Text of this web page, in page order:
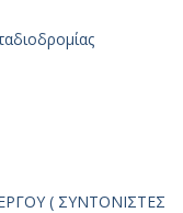
( ΣΥΝΤΟΝΙΣΤΕΣ